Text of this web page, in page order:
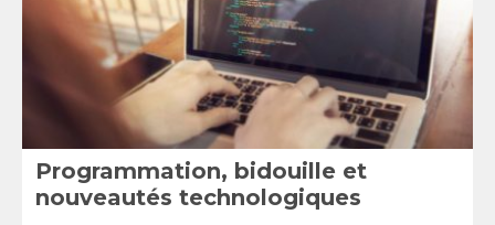
Programmation, bidouille et
nouveautés technologiques